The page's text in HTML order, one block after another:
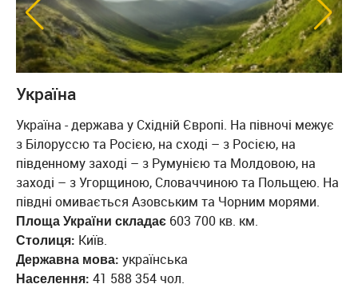
Україна
Україна - держава у Східній Європі. На півночі межує
з Білоруссю та Росією, на сході – з Росією, на
південному заході – з Румунією та Молдовою, на
заході – з Угорщиною, Словаччиною та Польщею. На
півдні омивається Азовським та Чорним морями.
Площа України складає603 700 кв. км.
Столиця: Київ.
Державна мова: українська
Населення: 41 588 354 чол.